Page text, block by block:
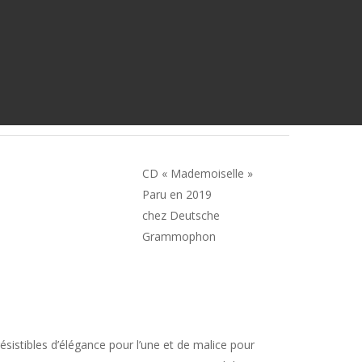
CD « Mademoiselle »
Paru en 2019
chez Deutsche
Grammophon
d’élégance pour l’une et de malice pour